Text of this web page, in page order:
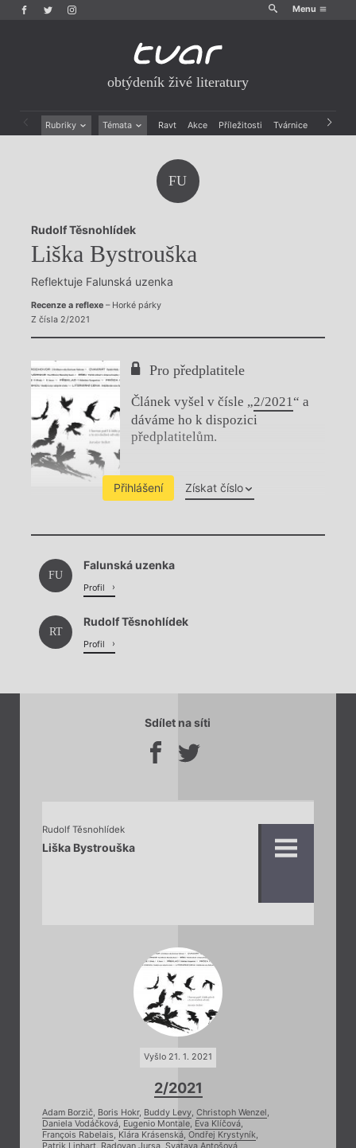
Menu
obtýdeník živé literatury
Rubriky Témata Ravt Akce Příležitosti Tvárnice Archiv
Rozhovory
Dokument
Výroční ceny
FU
Rudolf Těsnohlídek
Liška Bystrouška
Reflektuje Falunská uzenka
Recenze a reflexe– Horké párky
Z čísla 2/2021
Pro předplatitele
Článek vyšel v čísle „2/2021“ a
dáváme ho k dispozici
předplatitelům.
Přihlášení Získat číslo
Chviličku.
Načítá se.
FU
Falunská uzenka
Profil
RT
Rudolf Těsnohlídek
Profil
Sdílet na síti
Rudolf Těsnohlídek
Liška Bystrouška
Vyšlo 21. 1. 2021
2/2021
Adam Borzič, Boris Hokr, Buddy Levy, Christoph Wenzel,
Daniela Vodáčková, Eugenio Montale, Eva Klíčová,
François Rabelais, Klára Krásenská, Ondřej Krystyník,
Patrik Linhart, Radovan Jursa, Svatava Antošová